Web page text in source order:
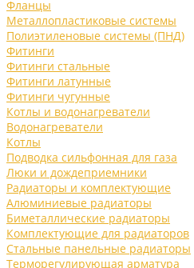
Фланцы
Металлопластиковые системы
Полиэтиленовые системы (ПНД)
Фитинги
Фитинги стальные
Фитинги латунные
Фитинги чугунные
Котлы и водонагреватели
Водонагреватели
Котлы
Подводка сильфонная для газа
Люки и дождеприемники
Радиаторы и комплектующие
Алюминиевые радиаторы
Биметаллические радиаторы
Комплектующие для радиаторов
Стальные панельные радиаторы
Терморегулирующая арматура